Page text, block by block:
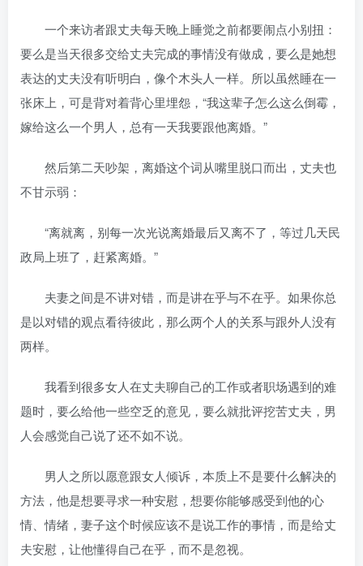
一个来访者跟丈夫每天晚上睡觉之前都要闹点小别扭：
要么是当天很多交给丈夫完成的事情没有做成，要么是她想
表达的丈夫没有听明白，像个木头人一样。所以虽然睡在一
张床上，可是背对着背心里埋怨，“我这辈子怎么这么倒霉，
嫁给这么一个男人，总有一天我要跟他离婚。”
然后第二天吵架，离婚这个词从嘴里脱口而出，丈夫也
不甘示弱：
“离就离，别每一次光说离婚最后又离不了，等过几天民
政局上班了，赶紧离婚。”
夫妻之间是不讲对错，而是讲在乎与不在乎。如果你总
是以对错的观点看待彼此，那么两个人的关系与跟外人没有
两样。
我看到很多女人在丈夫聊自己的工作或者职场遇到的难
题时，要么给他一些空乏的意见，要么就批评挖苦丈夫，男
人会感觉自己说了还不如不说。
男人之所以愿意跟女人倾诉，本质上不是要什么解决的
方法，他是想要寻求一种安慰，想要你能够感受到他的心
情、情绪，妻子这个时候应该不是说工作的事情，而是给丈
夫安慰，让他懂得自己在乎，而不是忽视。